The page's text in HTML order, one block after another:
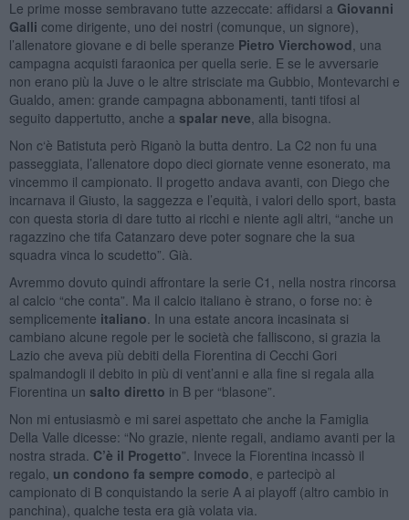
Le prime mosse sembravano tutte azzeccate: affidarsi a Giovanni
Galli come dirigente, uno dei nostri (comunque, un signore),
l’allenatore giovane e di belle speranze Pietro Vierchowod , una
campagna acquisti faraonica per quella serie. E se le avversarie
non erano più la Juve o le altre strisciate ma Gubbio, Montevarchi e
Gualdo, amen: grande campagna abbonamenti, tanti tifosi al
seguito dappertutto, anche a spalar neve , alla bisogna.
Non c‘è Batistuta però Riganò la butta dentro. La C2 non fu una
passeggiata, l’allenatore dopo dieci giornate venne esonerato, ma
vincemmo il campionato. Il progetto andava avanti, con Diego che
incarnava il Giusto, la saggezza e l’equità, i valori dello sport, basta
con questa storia di dare tutto ai ricchi e niente agli altri, “anche un
ragazzino che tifa Catanzaro deve poter sognare che la sua
squadra vinca lo scudetto”. Già.
Avremmo dovuto quindi affrontare la serie C1, nella nostra rincorsa
al calcio “che conta”. Ma il calcio italiano è strano, o forse no: è
semplicemente italiano . In una estate ancora incasinata si
cambiano alcune regole per le società che falliscono, si grazia la
Lazio che aveva più debiti della Fiorentina di Cecchi Gori
spalmandogli il debito in più di vent’anni e alla fine si regala alla
Fiorentina un salto diretto in B per “blasone”.
Non mi entusiasmò e mi sarei aspettato che anche la Famiglia
Della Valle dicesse: “No grazie, niente regali, andiamo avanti per la
nostra strada. C’è il Progetto”. Invece la Fiorentina incassò il
regalo, un condono fa sempre comodo , e partecipò al
campionato di B conquistando la serie A ai playoff (altro cambio in
panchina), qualche testa era già volata via.